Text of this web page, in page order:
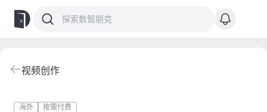
视频创作
海外 按需付费